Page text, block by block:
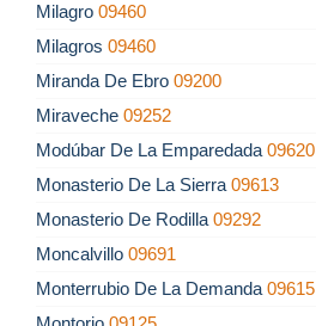
Milagro 09460
Milagros 09460
Miranda De Ebro 09200
Miraveche 09252
Modúbar De La Emparedada 09620
Monasterio De La Sierra 09613
Monasterio De Rodilla 09292
Moncalvillo 09691
Monterrubio De La Demanda 09615